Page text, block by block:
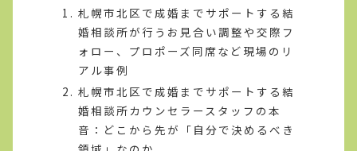
札幌市北区で成婚までサポートする結
婚相談所が行うお見合い調整や交際フ
ォロー、プロポーズ同席など現場のリ
アル事例
札幌市北区で成婚までサポートする結
婚相談所カウンセラースタッフの本
音：どこから先が「自分で決めるべき